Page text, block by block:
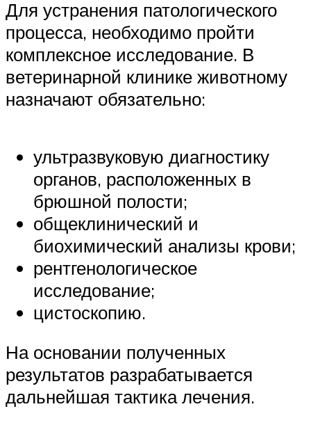
Для устранения патологического
процесса, необходимо пройти
комплексное исследование. В
ветеринарной клинике животному
назначают обязательно:
ультразвуковую диагностику
органов, расположенных в
брюшной полости;
общеклинический и
биохимический анализы крови;
рентгенологическое
исследование;
цистоскопию.
На основании полученных
результатов разрабатывается
дальнейшая тактика лечения.